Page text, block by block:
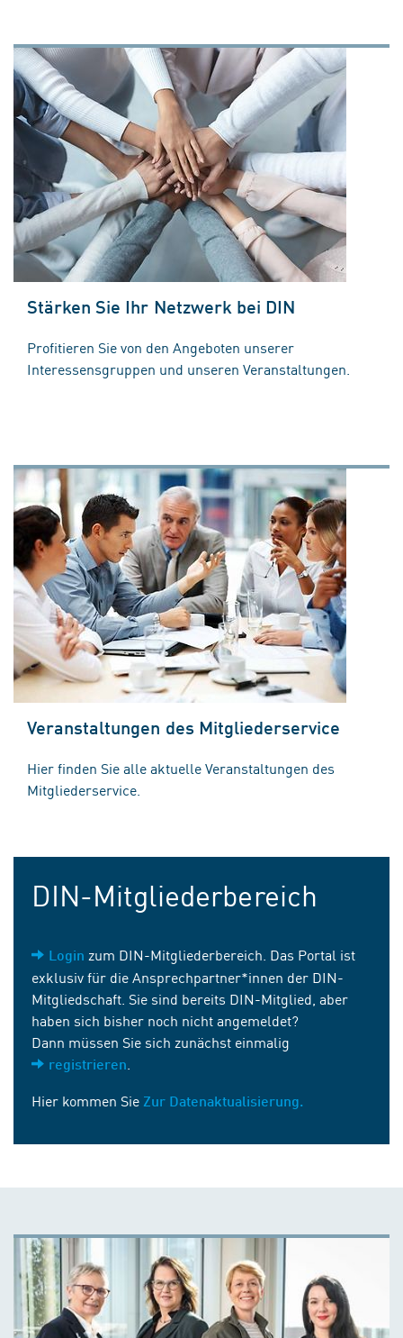
Stärken Sie Ihr Netzwerk bei DIN
Profitieren Sie von den Angeboten unserer
Interessensgruppen und unseren Veranstaltungen.
Veranstaltungen des Mitgliederservice
Hier finden Sie alle aktuelle Veranstaltungen des
Mitgliederservice.
DIN-Mitgliederbereich
Login zum DIN-Mitgliederbereich. Das Portal ist
exklusiv für die Ansprechpartner*innen der DIN-
Mitgliedschaft. Sie sind bereits DIN-Mitglied, aber
haben sich bisher noch nicht angemeldet?
Dann müssen Sie sich zunächst einmalig
registrieren
Hier kommen Sie Zur Datenaktualisierung.